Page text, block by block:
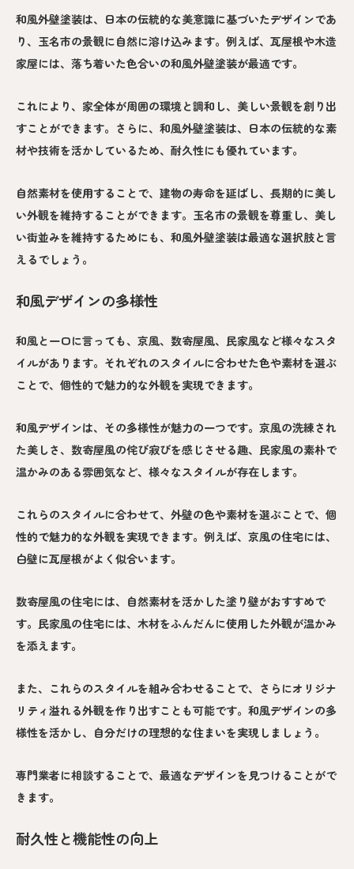
和風外壁塗装は、日本の伝統的な美意識に基づいたデザインであ
り、玉名市の景観に自然に溶け込みます。例えば、瓦屋根や木造
家屋には、落ち着いた色合いの和風外壁塗装が最適です。
これにより、家全体が周囲の環境と調和し、美しい景観を創り出
すことができます。さらに、和風外壁塗装は、日本の伝統的な素
材や技術を活かしているため、耐久性にも優れています。
自然素材を使用することで、建物の寿命を延ばし、長期的に美し
い外観を維持することができます。玉名市の景観を尊重し、美し
い街並みを維持するためにも、和風外壁塗装は最適な選択肢と言
えるでしょう。
和風デザインの多様性
和風と一口に言っても、京風、数寄屋風、民家風など様々なスタ
イルがあります。それぞれのスタイルに合わせた色や素材を選ぶ
ことで、個性的で魅力的な外観を実現できます。
和風デザインは、その多様性が魅力の一つです。京風の洗練され
た美しさ、数寄屋風の侘び寂びを感じさせる趣、民家風の素朴で
温かみのある雰囲気など、様々なスタイルが存在します。
これらのスタイルに合わせて、外壁の色や素材を選ぶことで、個
性的で魅力的な外観を実現できます。例えば、京風の住宅には、
白壁に瓦屋根がよく似合います。
数寄屋風の住宅には、自然素材を活かした塗り壁がおすすめで
す。民家風の住宅には、木材をふんだんに使用した外観が温かみ
を添えます。
また、これらのスタイルを組み合わせることで、さらにオリジナ
リティ溢れる外観を作り出すことも可能です。和風デザインの多
様性を活かし、自分だけの理想的な住まいを実現しましょう。
専門業者に相談することで、最適なデザインを見つけることがで
きます。
耐久性と機能性の向上